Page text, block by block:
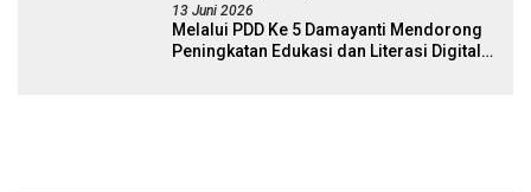
13 Juni 2026
Melalui PDD Ke 5 Damayanti Mendorong
Peningkatan Edukasi dan Literasi Digital